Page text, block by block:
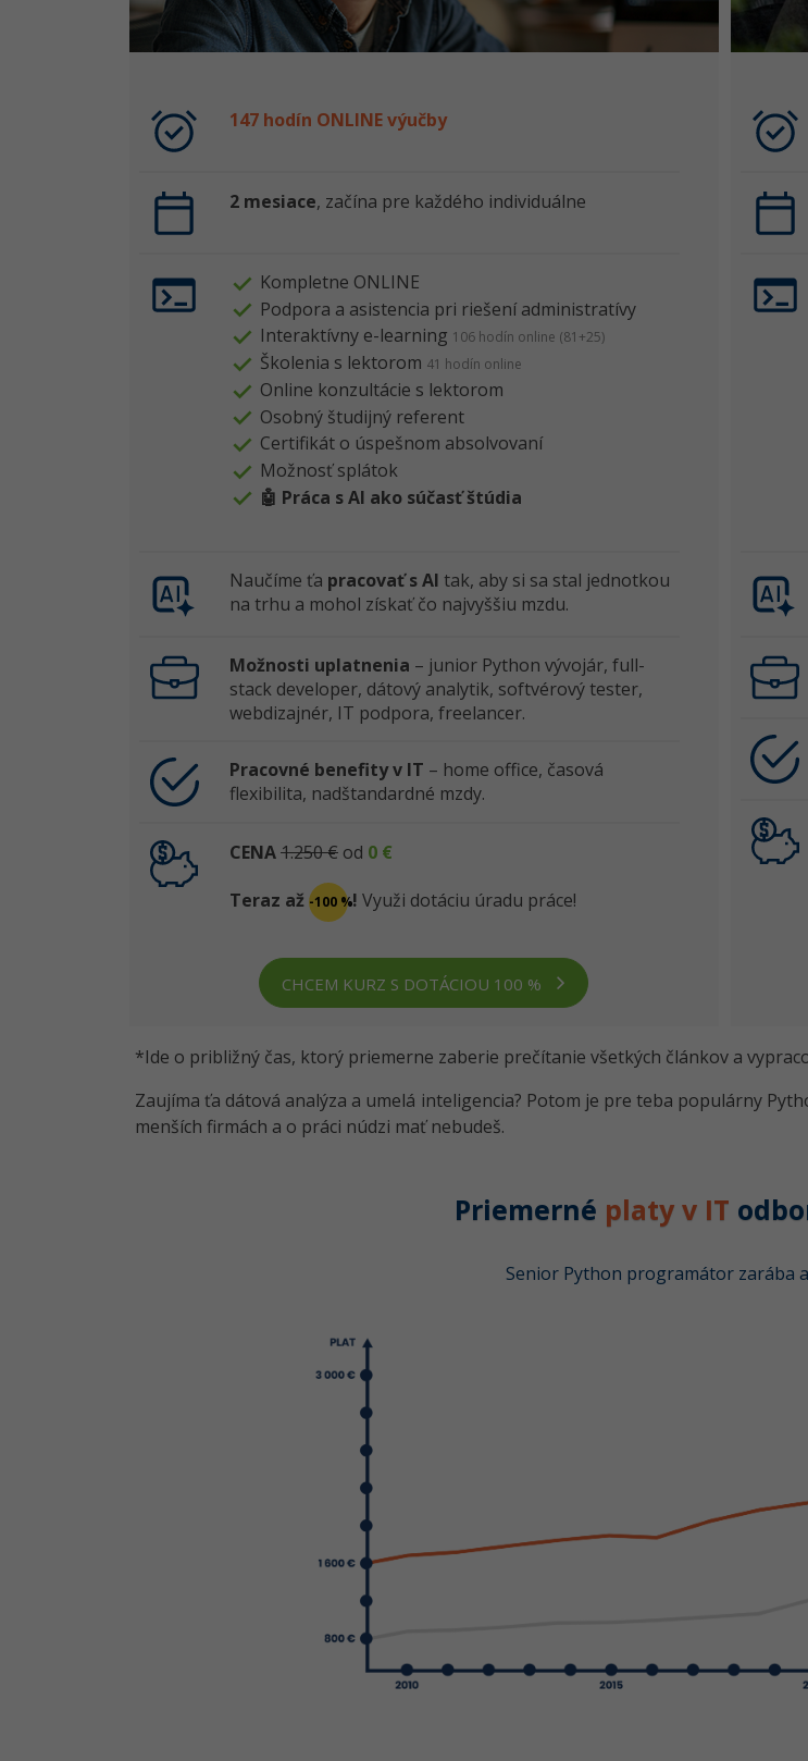
147 hodín ONLINE výučby
2 mesiace, začína pre každého individuálne
Kompletne ONLINE
Podpora a asistencia pri riešení administratívy
Interaktívny e-learning 106 hodín online (81+25)
Školenia s lektorom 41 hodín online
Online konzultácie s lektorom
Osobný študijný referent
Certifikát o úspešnom absolvovaní
Možnosť splátok
🤖 Práca s AI ako súčasť štúdia
Naučíme ťa pracovať s AI tak, aby si sa stal jednotkou
na trhu a mohol získať čo najvyššiu mzdu.
Možnosti uplatnenia – junior Python vývojár, full-
stack developer, dátový analytik, softvérový tester,
webdizajnér, IT podpora, freelancer.
Pracovné benefity v IT – home office, časová
flexibilita, nadštandardné mzdy.
CENA1.250 € od 0 €
Teraz až -100 %! Využi dotáciu úradu práce!
CHCEM KURZ S DOTÁCIOU 100 %
*Ide o približný čas, ktorý priemerne zaberie prečítanie všetkých článkov a
Zaujíma ťa dátová analýza a umelá inteligencia? Potom je pre teba populárny
menších firmách a o práci núdzi mať nebudeš.
Priemerné platy v IT
Senior Python programátor zarába